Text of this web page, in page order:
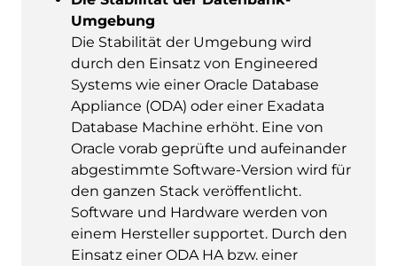
Umgebung
Die Stabilität der Umgebung wird
durch den Einsatz von Engineered
Systems wie einer Oracle Database
Appliance (ODA) oder einer Exadata
Database Machine erhöht. Eine von
Oracle vorab geprüfte und aufeinander
abgestimmte Software-Version wird für
den ganzen Stack veröffentlicht.
Software und Hardware werden von
einem Hersteller supportet. Durch den
Einsatz einer ODA HA bzw. einer